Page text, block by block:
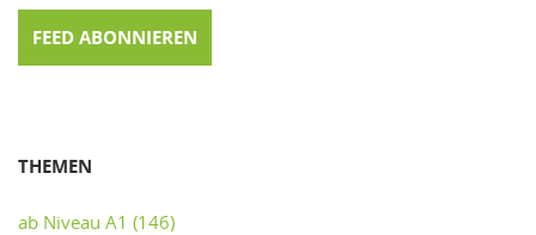
FEED ABONNIEREN
THEMEN
ab Niveau A1 (146)